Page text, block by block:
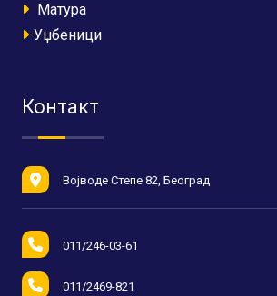
Матура
Уџбеници
Контакт
Војводе Степе 82, Београд
011/246-03-61
011/2469-821